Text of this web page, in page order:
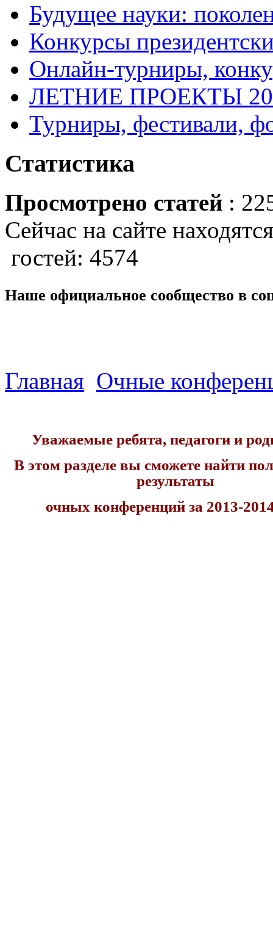
Будущее науки:
Конкурсы
Онлайн-турниры,
ЛЕТНИЕ ПРОЕКТЫ
Турниры, фестивали,
Статистика
Просмотрено статей :
Сейчас на сайте
гостей: 4574
Наше официальное сообщество в
Главная Очные
Уважаемые ребята, педагоги и
В этом разделе вы сможете найти
результаты
очных конференций за 2013-